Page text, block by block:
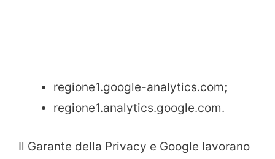
regione1.google-analytics.com;
regione1.analytics.google.com.
Il Garante della Privacy e Google lavorano